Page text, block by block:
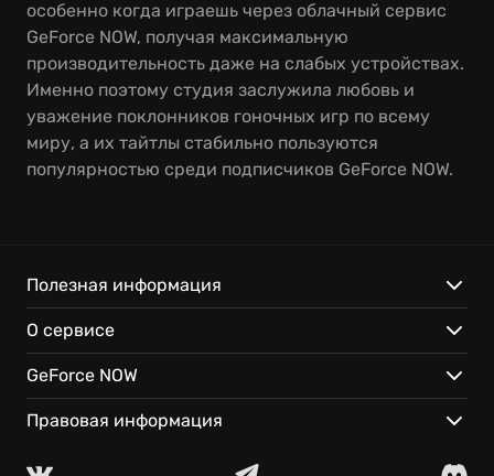
особенно когда играешь через облачный сервис
GeForce NOW, получая максимальную
производительность даже на слабых устройствах.
Именно поэтому студия заслужила любовь и
уважение поклонников гоночных игр по всему
миру, а их тайтлы стабильно пользуются
популярностью среди подписчиков GeForce NOW.
Полезная информация
О сервисе
GeForce NOW
Правовая информация